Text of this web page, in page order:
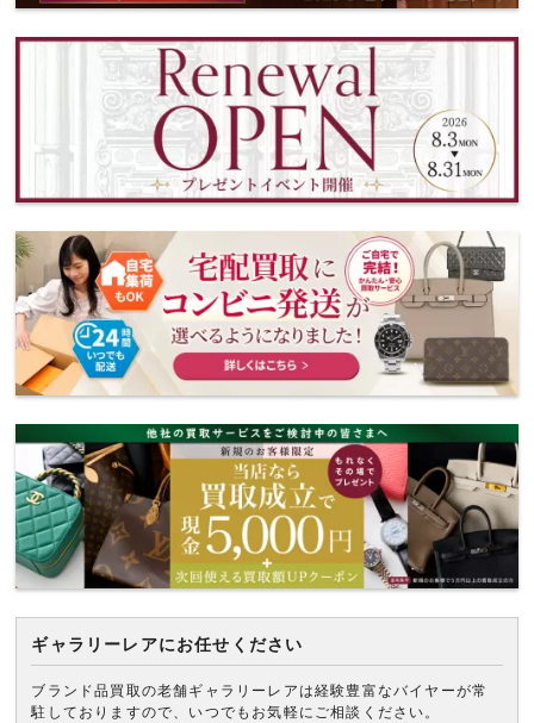
ギャラリーレアにお任せください
ブランド品買取の老舗ギャラリーレアは経験豊富なバイヤーが常
駐しておりますので、いつでもお気軽にご相談ください。